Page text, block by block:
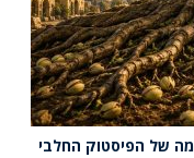
של הפיסטוק החלבי